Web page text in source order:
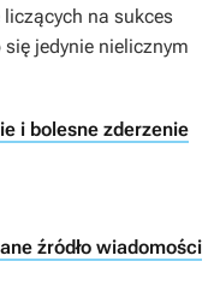
liczących na sukces
jedynie nielicznym
i bolesne zderzenie
źródło wiadomości